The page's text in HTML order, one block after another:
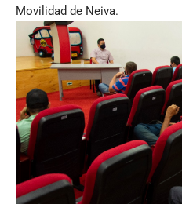
Movilidad de Neiva.